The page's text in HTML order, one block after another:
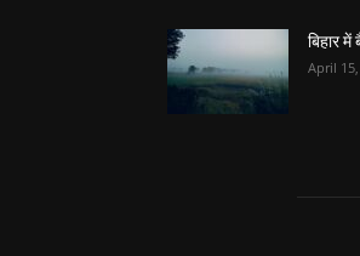
बिहार
April